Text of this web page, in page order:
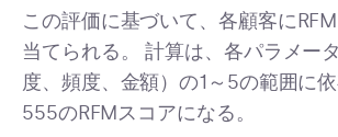
この評価に基づいて、各顧客に
当てられる。 計算は、各パラメー
度、頻度、金額）の1～5の範囲に依
555のRFMスコアになる。